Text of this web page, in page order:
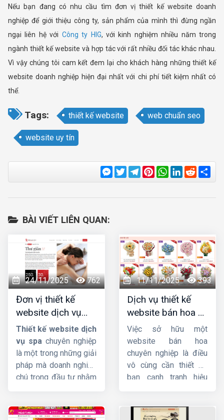
Nếu bạn đang có nhu cầu tìm đơn vị thiết kế website doanh
nghiệp để giới thiệu công ty, sản phẩm của mình thì đừng ngần
ngại liên hệ với Công ty HIG, với kinh nghiệm nhiều năm trong
ngành thiết kế website và hợp tác với rất nhiều đối tác khác nhau.
Vì vậy chúng tôi cam kết đem lại cho khách hàng những thiết kế
website doanh nghiệp hiện đại nhất với chi phí tiết kiệm nhất có
thể.
Tags: thiết kế website web chuẩn seo
website uy tín
Messenger
TwitterTelegram
Pinterest
WhatsApp
LinkedIn
Reddit
BÀI VIẾT LIÊN QUAN:
24/11/2025 762
Đơn vị thiết kế
website dịch vụ
spa uy tín, chuyên
nghiệp, chuẩn SEO
Thiết kế website dịch
vụ spa chuyên nghiệp
là một trong những giải
pháp mà doanh nghiệp
chú trọng đầu tư nhằm
hàng tiềm năng và hỗ
11/11/2025 393
Dịch vụ thiết kế
website bán hoa uy
tín, chuyên nghiệp,
giao diện đẹp
Việc sở hữu một
website bán hoa
chuyên nghiệp là điều
vô cùng cần thiết để
bạn cạnh tranh hiệu
bạn tiếp cận khách